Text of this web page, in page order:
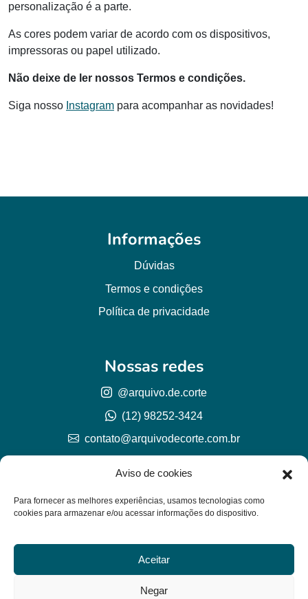
Aviso de cookies
Para fornecer as melhores experiências, usamos tecnologias como
cookies para armazenar e/ou acessar informações do dispositivo.
Aceitar
Negar
personalização é a parte.
As cores podem variar de acordo com os dispositivos,
impressoras ou papel utilizado.
Não deixe de ler nossos Termos e condições.
Siga nosso Instagram para acompanhar as novidades!
Informações
Dúvidas
Termos e condições
Política de privacidade
© Arquivo de corte 2026
CNPJ 57.978.789/0001-77
Nossas redes
@arquivo.de.corte
(12) 98252-3424
contato@arquivodecorte.com.br